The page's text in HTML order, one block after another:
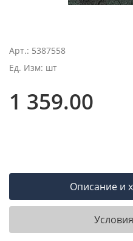
Арт.: 5387558
Ед. Изм: шт
1 359.00
Описание и